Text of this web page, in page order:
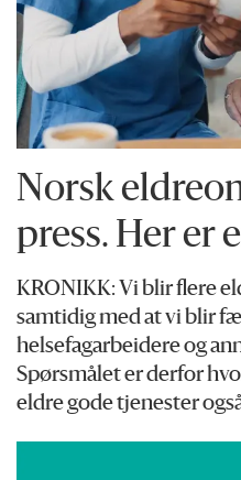
Norsk
press. Her er
KRONIKK: Vi blir flere
samtidig med at vi blir
helsefagarbeidere og
Spørsmålet er derfor
eldre gode tjenester